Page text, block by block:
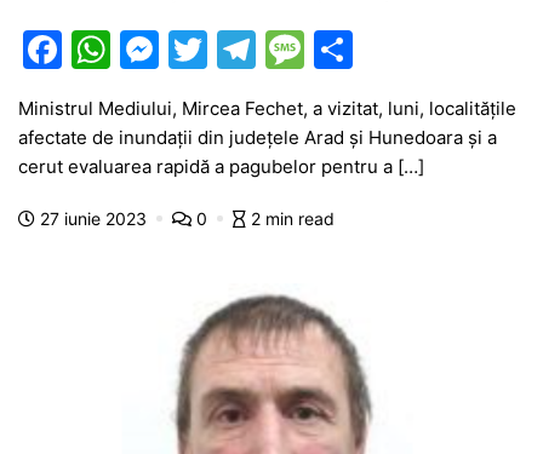
F
c
e
b
W
at
s
A
M
s
s
e
er
T
itt
er
T
e
gr
a
M
s
s
a
g
ta
je
Ministrul Mediului, Mircea Fechet, a vizitat, luni, localităţile
afectate de inundaţii din judeţele Arad şi Hunedoara şi a
cerut evaluarea rapidă a pagubelor pentru a […]
27 iunie 2023 0 2 min read